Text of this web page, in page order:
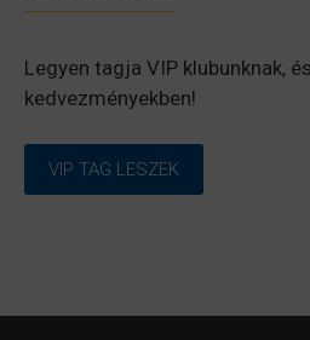
Legyen tagja VIP klubunknak,
kedvezményekben!
VIP TAG LESZEK